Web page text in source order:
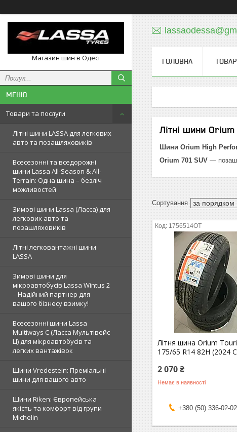
Магазин шин в Одесі
Товари та послуги
Літні шини LASSA для легкових
авто та позашляховиків
Всесезонні та вседорожні
шини Lassa All-Season & All-
Terrain: Одна шина – безліч
можливостей
Зимові шини Lassa (Ласса) для
легкових авто та
позашляховиків
Літні легковантажні шини
LASSA
Зимові шини для
мікроавтобусів Lassa Wintus 2
– Надійний партнер для
вашого бізнесу взимку!
Всесезонні шини Lassa
Multiways C (Ласса Мультівейс
Ц) для мікроавтобусів та
легких вантажівок
Шини Vredestein: Преміальні
шини для вашого авто
Шини Riken: Європейська
якість та комфорт від групи
Michelin
ГОЛОВНА
Літні шини Orium
Шини Orium High
Orium 701 SUV —
1756514OT
Літня шина Orium
175/65 R14 82Н (2024
2 070 ₴
Немає в наявності
+380 (50) 336-02-02